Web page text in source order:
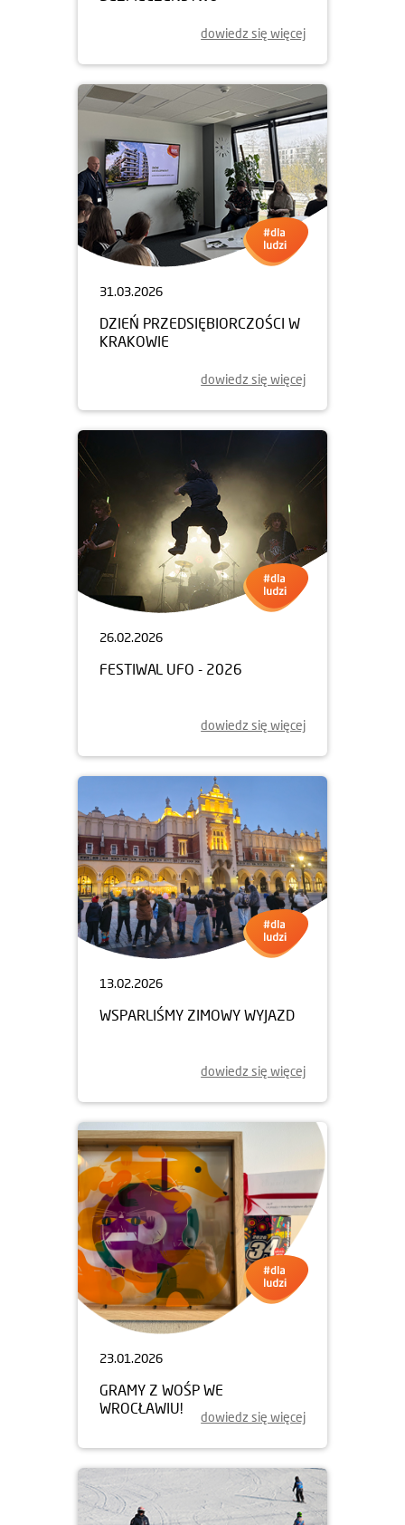
dowiedz się więcej
31.03.2026
DZIEŃ PRZEDSIĘBIORCZOŚCI W
KRAKOWIE
dowiedz się więcej
26.02.2026
FESTIWAL UFO - 2026
dowiedz się więcej
13.02.2026
WSPARLIŚMY ZIMOWY WYJAZD
dowiedz się więcej
23.01.2026
GRAMY Z WOŚP WE
WROCŁAWIU!
dowiedz się więcej